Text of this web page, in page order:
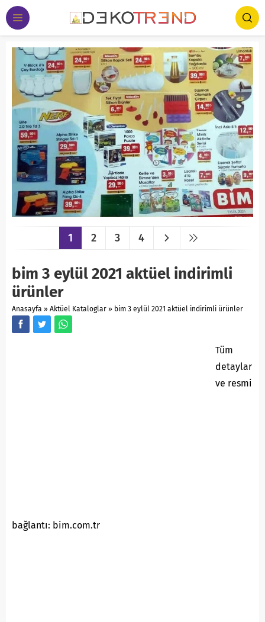
1 2 3 4
bim 3 eylül 2021 aktüel indirimli
ürünler
Anasayfa » Aktüel Kataloglar » bim 3 eylül 2021 aktüel indirimli ürünler
Tüm
detaylar
ve resmi
bağlantı: bim.com.tr